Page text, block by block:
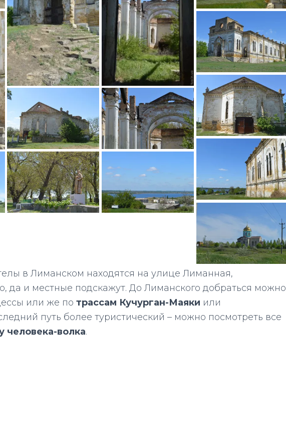
в Лиманском находятся на улице Лиманная,
да и местные подскажут. До Лиманского добраться можно
или же по трассам Кучурган-Маяки или
путь более туристический – можно посмотреть все
человека-волка.